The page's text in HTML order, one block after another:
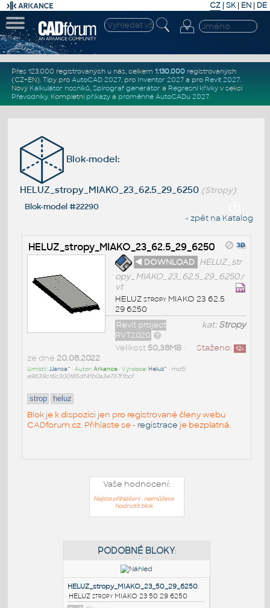
CZ | SK| EN | DE
Přes 123.000 registrovaných u nás, celkem 1.130.000registrovaných
(CZ+EN). Tipy pro AutoCAD 2027, pro Inventor 2027a pro Revit 2027.
Nový Kalkulátor nosníků, Spirograf generátor a Regresní křivkyv sekci
Převodníky. Kompletní příkazya proměnné AutoCADu 2027.
Blok-model:
HELUZ_stropy_MIAKO_23_62.5_29_6250 (Stropy)
Blok-model #22290
« zpět na Katalog
HELUZ_stropy_MIAKO_23_62.5_29_6250
◄ DOWNLOAD HELUZ_str
opy_MIAKO_23_62.5_29_6250.r
vt
HELUZ stropy MIAKO 23 62.5
29 6250
kat:Stropy
Revit project
RVT2020
Staženo: 12x
Velikost 50,38MB•
ze dne 20.08.2022
Umístil:JJansa^ • Autor:Arkance• Výrobce: Heluz^ • md5:
e9639c16c300185df4fb0a3e737f1bcf
strop heluz
Blok je k dispozici jen pro registrované členy webu
CADforum.cz. Přihlaste se - registrace je bezplatná.
Vaše hodnocení:
Nejste přihlášeni - nemůžete
hodnotit blok